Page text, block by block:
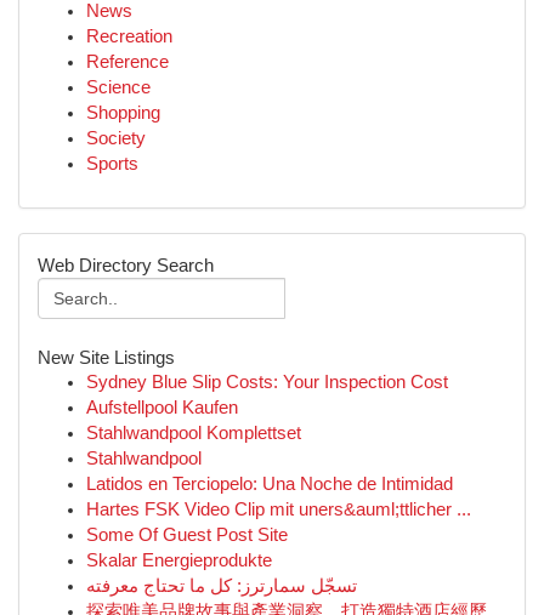
News
Recreation
Reference
Science
Shopping
Society
Sports
Web Directory Search
New Site Listings
Sydney Blue Slip Costs: Your Inspection Cost
Aufstellpool Kaufen
Stahlwandpool Komplettset
Stahlwandpool
Latidos en Terciopelo: Una Noche de Intimidad
Hartes FSK Video Clip mit uners&auml;ttlicher ...
Some Of Guest Post Site
Skalar Energieprodukte
تسجّل سمارترز: كل ما تحتاج معرفته